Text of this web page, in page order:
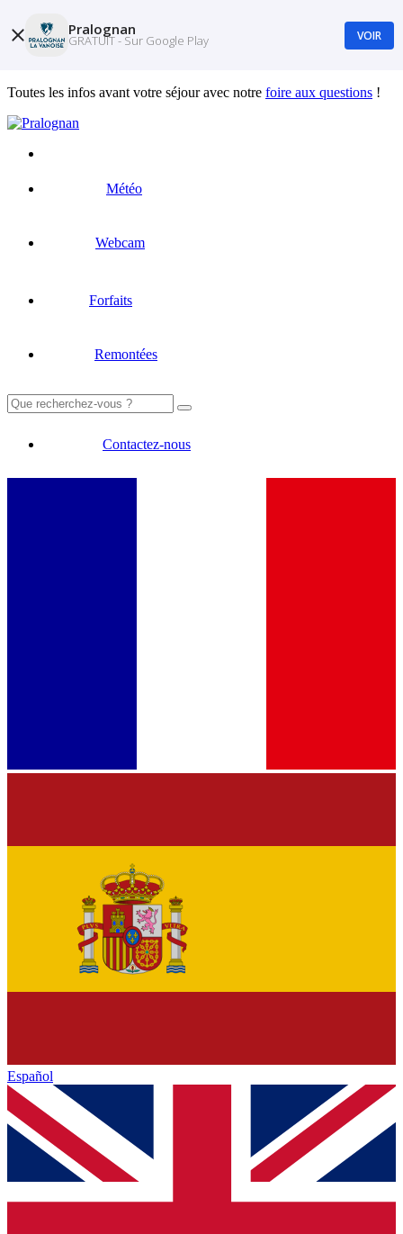
Toutes les infos avant votre séjour avec notre foire aux questions !
Météo
Webcam
Forfaits
Remontées
Rechercher :
Contactez-nous
Español
Pralognan
GRATUIT - Sur Google Play VOIR